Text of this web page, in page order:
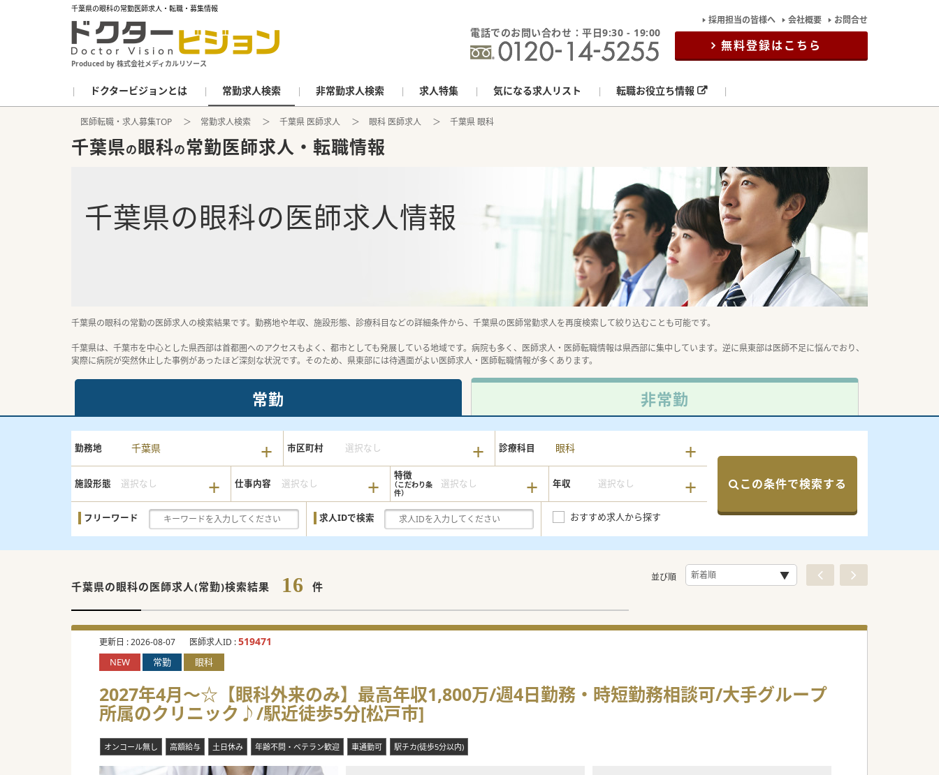
千葉県の眼科の常勤医師求人・転職・募集情報
Produced by 株式会社メディカルリソース
電話でのお問い合わせ：平日9:30 - 19:00
採用担当の皆様へ 会社概要 お問合せ
無料登録はこちら
ドクタービジョンとは 常勤求人検索 非常勤求人検索 求人特集 気になる求人リスト 転職お役立ち情報
医師転職・求人募集TOP 常勤求人検索 千葉県 医師求人 眼科 医師求人 千葉県 眼科
千葉県の眼科の常勤医師求人・転職情報
千葉県の眼科の医師求人情報
千葉県の眼科の常勤の医師求人の検索結果です。勤務地や年収、施設形態、診療科目などの詳細条件から、千葉県の医師常勤求人を再度検索して絞り込むことも可能です。
千葉県は、千葉市を中心とした県西部は首都圏へのアクセスもよく、都市としても発展している地域です。病院も多く、医師求人・医師転職情報は県西部に集中しています。逆に県東部は医師不足に悩んでおり、
実際に病院が突然休止した事例があったほど深刻な状況です。そのため、県東部には待遇面がよい医師求人・医師転職情報が多くあります。
常勤 非常勤
勤務地 千葉県 市区町村 選択なし 診療科目 眼科
施設形態 選択なし 仕事内容 選択なし
特徴
選択なし 年収 選択なし
フリーワード 求人IDで検索 おすすめ求人から探す
この条件で検索する
千葉県の眼科の医師求人(常勤)検索結果 16 件
並び順
更新日 :2026-08-07 医師求人ID :519471
NEW 常勤 眼科
2027年4月～☆【眼科外来のみ】最高年収1,800万/週4日勤務・時短勤務相談可/大手グループ
所属のクリニック♪/駅近徒歩5分[松戸市]
オンコール無し 高額給与 土日休み 年齢不問・ベテラン歓迎 車通勤可 駅チカ(徒歩5分以内)